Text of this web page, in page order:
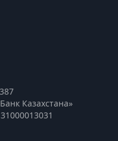
Казахстана»